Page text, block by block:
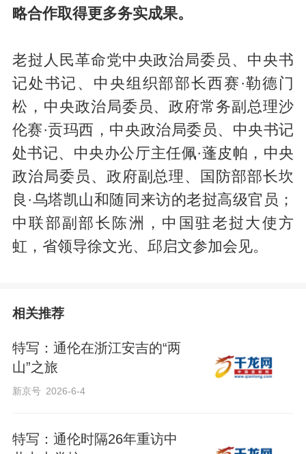
略合作取得更多务实成果。
老挝人民革命党中央政治局委员、中央书
记处书记、中央组织部部长西赛·勒德门
松，中央政治局委员、政府常务副总理沙
伦赛·贡玛西，中央政治局委员、中央书记
处书记、中央办公厅主任佩·蓬皮帕，中央
政治局委员、政府副总理、国防部部长坎
良·乌塔凯山和随同来访的老挝高级官员；
中联部副部长陈洲，中国驻老挝大使方
虹，省领导徐文光、邱启文参加会见。
相关推荐
特写：通伦在浙江安吉的“两
山”之旅
新京号 2026-6-4
特写：通伦时隔26年重访中